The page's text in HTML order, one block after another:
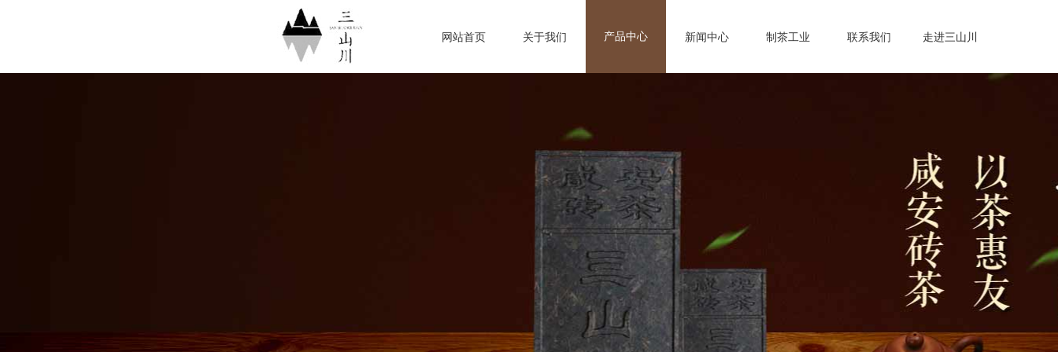
网站首页 关于我们 产品中心 新闻中心 制茶工业 联系我们 走进三山川